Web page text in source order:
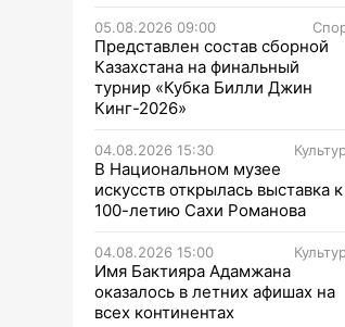
05.08.2026 09:00
Представлен состав сборной
Казахстана на финальный
турнир «Кубка Билли Джин
Кинг-2026»
04.08.2026 15:30
В Национальном музее
искусств открылась выставка к
100-летию Сахи Романова
04.08.2026 15:00
Имя Бактияра Адамжана
оказалось в летних афишах на
всех континентах